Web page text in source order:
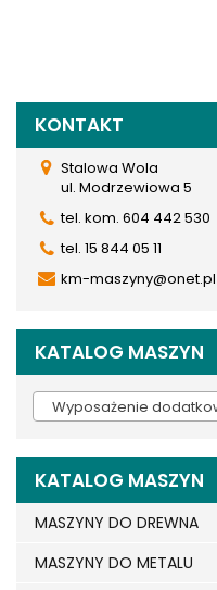
KONTAKT
Stalowa Wola
ul. Modrzewiowa 5
tel. kom. 604 442 530
tel. 15 844 05 11
km-maszyny@onet.pl
KATALOG MASZYN
Wyposażenie dodatkowe
KATALOG MASZYN
MASZYNY DO DREWNA
MASZYNY DO METALU